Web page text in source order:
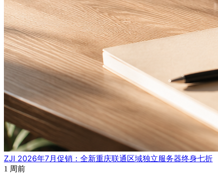
ZJI 2026年7月促销：全新重庆联通区域独立服务器终身七折
1 周前